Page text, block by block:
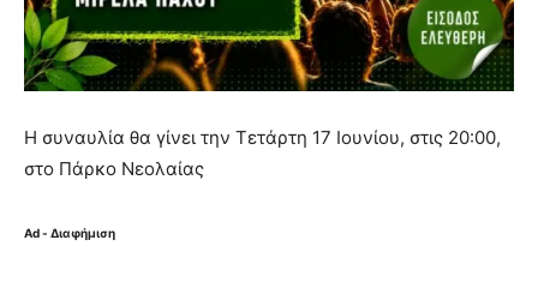
Η συναυλία θα γίνει την Τετάρτη 17 Ιουνίου, στις 20:00,
στο Πάρκο Νεολαίας
Ad - Διαφήμιση